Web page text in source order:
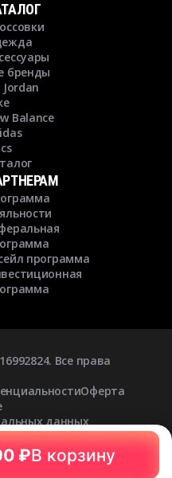
₽В корзину
бренды
Jordan
Balance
программа
Все права
Оферта
данных
рассылок